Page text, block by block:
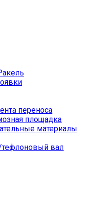
переноса
площадка
материалы
вал